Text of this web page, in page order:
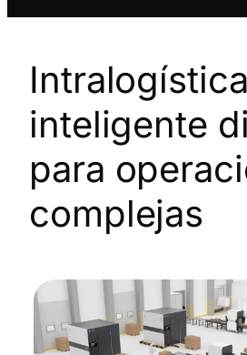
Intralogística
inteligente
para
complejas